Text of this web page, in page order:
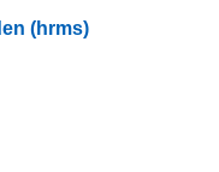
(hrms)